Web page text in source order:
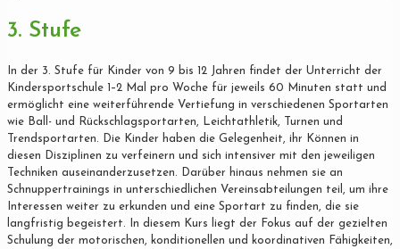
3. Stufe
In der 3. Stufe für Kinder von 9 bis 12 Jahren findet der Unterricht der
Kindersportschule 1–2 Mal pro Woche für jeweils 60 Minuten statt und
ermöglicht eine weiterführende Vertiefung in verschiedenen Sportarten
wie Ball- und Rückschlagsportarten, Leichtathletik, Turnen und
Trendsportarten. Die Kinder haben die Gelegenheit, ihr Können in
diesen Disziplinen zu verfeinern und sich intensiver mit den jeweiligen
Techniken auseinanderzusetzen. Darüber hinaus nehmen sie an
Schnuppertrainings in unterschiedlichen Vereinsabteilungen teil, um ihre
Interessen weiter zu erkunden und eine Sportart zu finden, die sie
langfristig begeistert. In diesem Kurs liegt der Fokus auf der gezielten
Schulung der motorischen, konditionellen und koordinativen Fähigkeiten,